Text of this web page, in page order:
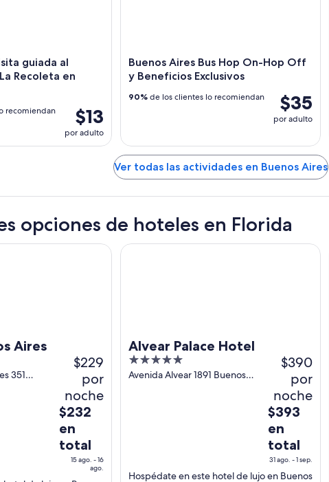
guiada al
Recoleta en
$13
por adulto
recomiendan
Buenos Aires Bus Hop On-Hop Off
y Beneficios Exclusivos
$35
por adulto
90% de los clientes lo recomiendan
Ver todas las actividades en Buenos Aires
opciones de hoteles en Florida
Aires
351
$229
por
noche
El
precio
es
de
$232
en
total
15 ago. - 16
ago.
Alvear Palace Hotel
5
out
Avenida Alvear 1891 Buenos
$390
por
noche
El
precio
es
de
$393
$393
en
total
31 ago. - 1 sep.
Hospédate en este hotel de lujo en Buenos
Alvear Palace Hotel